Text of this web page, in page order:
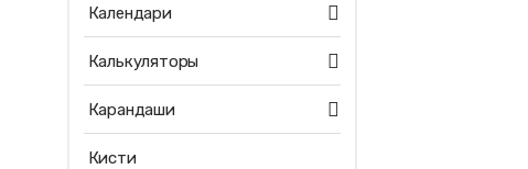
Календари
Калькуляторы
Карандаши
Кисти